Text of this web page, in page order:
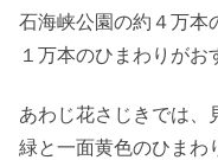
石海峡公園の約４万本
１万本のひまわりがお
あわじ花さじきでは、
緑と一面黄色のひまわ